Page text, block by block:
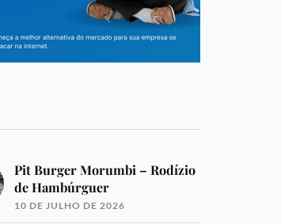
Pit Burger Morumbi – Rodízio
de Hambúrguer
10 DE JULHO DE 2026